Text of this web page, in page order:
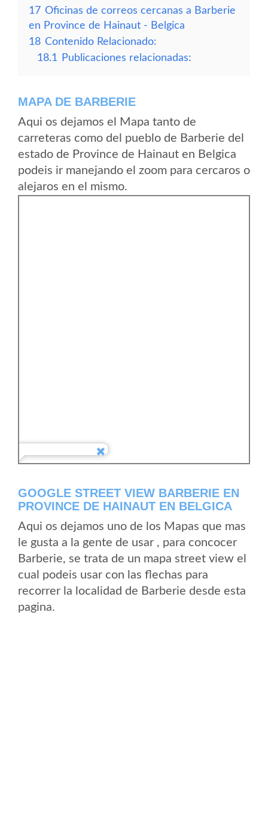
17 Oficinas de correos cercanas a Barberie
en Province de Hainaut - Belgica
18 Contenido Relacionado:
18.1
Publicaciones relacionadas:
MAPA DE BARBERIE
Aqui os dejamos el Mapa tanto de
carreteras como del pueblo de Barberie del
estado de Province de Hainaut en Belgica
podeis ir manejando el zoom para cercaros o
alejaros en el mismo.
GOOGLE STREET VIEW BARBERIE EN
PROVINCE DE HAINAUT EN BELGICA
Aqui os dejamos uno de los Mapas que mas
le gusta a la gente de usar , para concocer
Barberie, se trata de un mapa street view el
cual podeis usar con las flechas para
recorrer la localidad de Barberie desde esta
pagina.